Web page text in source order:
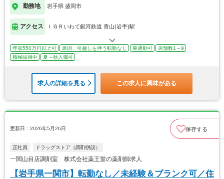
勤務地 岩手県 盛岡市
アクセス ＩＧＲいわて銀河鉄道 青山(岩手)駅
年収550万円以上可 原則、引越しを伴う転勤なし 車通勤可
店舗数1～9
積極採用中
夏～秋入職可
求人の詳細を見る この求人に興味がある
更新日：2026年5月26日 保存する
正社員 ドラッグストア（調剤併設）
一関山目店調剤室 株式会社薬王堂の薬剤師求人
【岩手県一関市】転勤なし／未経験＆ブランク可／住